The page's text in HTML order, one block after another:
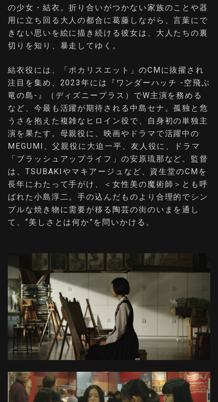
の少女・結衣。折り合いがつかない家族のことや器
用に立ち回る大人の都合に葛藤しながら、言葉にで
きない思いを絵に描き続ける彼女は、大人たちの裏
切りを知り、暴走してゆく。
結衣役には、「ポカリスエット」のCMに抜擢され
注目を集め、2023年には『ワンダーハッチ -空飛ぶ
竜の島-』（ディズニープラス）でW主演を務める
など、今最も活躍が期待される中島セナ。孤独と危
うさを抱えた複雑なヒロイン役で、自身初の単独主
演を果たす。母親役に、映画やドラマで活躍中の
MEGUMI、父親役に大迫一平、友人役に、ドラマ
「ブラッシュアップライフ」の安原琉那など。監督
は、TSUBAKIやマキアージュなど、資生堂のCMを
長年にわたって手がけ、＜女性美の魔術師＞とも呼
ばれた小島淳二。手の込んだものより合理的でシン
プルな焼き物に需要が移る陶芸の街のいまを通し
て、“美しさとは何か”を問いかける。